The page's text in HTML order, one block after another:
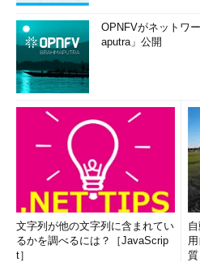
OPNFVがネットワ
aputra」公開
文字列が他の文字列に含まれてい
るかを調べるには？［JavaScrip
t］